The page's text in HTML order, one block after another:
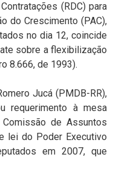
(RDC) para
do Crescimento (PAC),
no dia 12, coincide
sobre a flexibilização
8.666, de 1993).
Jucá (PMDB-RR),
requerimento à mesa
de Assuntos
lei do Poder Executivo
em 2007, que